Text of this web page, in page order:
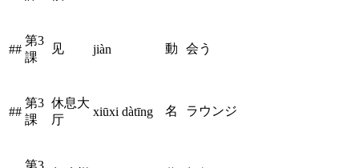
##
第3
課
见 jiàn 動 会う
##
第3
課
休息大
厅
xiūxi dàtīng 名 ラウンジ
第3